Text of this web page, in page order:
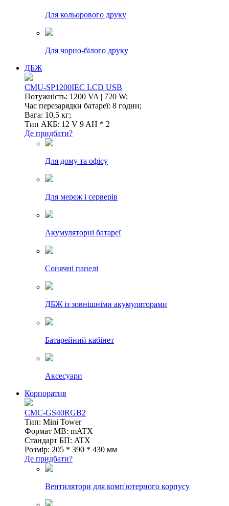
Для кольорового друку
Для чорно-білого друку
ДБЖ
CMU-SP1200IEC LCD USB
Потужність: 1200 VA | 720 W;
Час перезарядки батареї: 8 годин;
Вага: 10,5 кг;
Тип АКБ: 12 V 9 AH * 2
Де придбати?
Для дому та офісу
Для мереж і серверів
Акумуляторні батареї
Сонячні панелі
ДБЖ із зовнішніми акумуляторами
Батарейний кабінет
Аксесуари
Корпоратив
CMC-GS40RGB2
Тип: Mini Tower
Формат MB: mATX
Стандарт БП: ATX
Розмір: 205 * 390 * 430 мм
Де придбати?
Вентилятори для комп'ютерного корпусу